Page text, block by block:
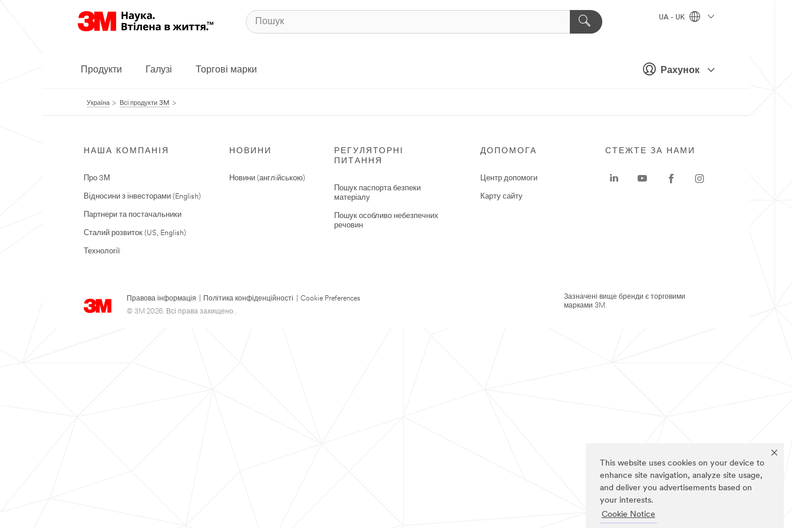
This website uses cookies on your device to
enhance site navigation, analyze site usage,
and deliver you advertisements based on
your interests.
Cookie Notice
Рахунок
UA - UK
Продукти Галузі Торгові марки
Україна Всі продукти 3M
НАША КОМПАНІЯ
Про 3М
Відносини з інвесторами (English)
Партнери та постачальники
Сталий розвиток (US, English)
Технології
НОВИНИ
Новини (англiйською)
РЕГУЛЯТОРНІ
ПИТАННЯ
Пошук паспорта безпеки
матеріалу
Пошук особливо небезпечних
речовин
ДОПОМОГА
Центр допомоги
Карту сайту
Правова інформація Політика конфіденційності
Cookie Preferences
© 3M 2026. Всі права захищено..
СТЕЖТЕ ЗА НАМИ
Зазначені вище бренди є торговими
марками 3M.